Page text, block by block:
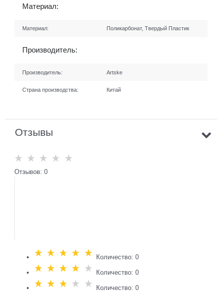
Материал:
Материал: Поликарбонат, Твердый Пластик
Производитель:
Производитель: Artske
Страна производства: Китай
Отзывы
Отзывов: 0
Количество: 0
Количество: 0
Количество: 0